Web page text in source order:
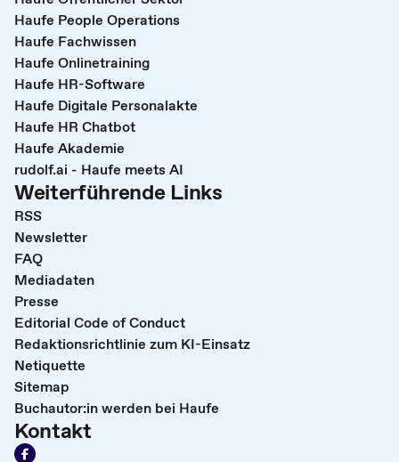
Haufe People Operations
Haufe Fachwissen
Haufe Onlinetraining
Haufe HR-Software
Haufe Digitale Personalakte
Haufe HR Chatbot
Haufe Akademie
rudolf.ai - Haufe meets AI
Weiterführende Links
RSS
Newsletter
FAQ
Mediadaten
Presse
Editorial Code of Conduct
Redaktionsrichtlinie zum KI-Einsatz
Netiquette
Sitemap
Buchautor:in werden bei Haufe
Kontakt